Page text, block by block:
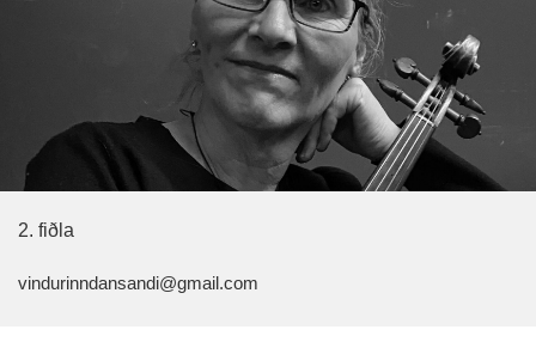
2. fiðla
vindurinndansandi@gmail.com